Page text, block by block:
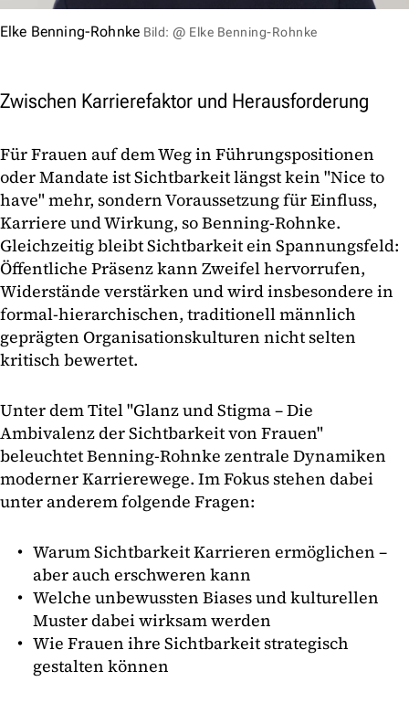
Elke Benning-Rohnke Bild: @ Elke Benning-Rohnke
Zwischen Karrierefaktor und Herausforderung
Für Frauen auf dem Weg in Führungspositionen
oder Mandate ist Sichtbarkeit längst kein "Nice to
have" mehr, sondern Voraussetzung für Einfluss,
Karriere und Wirkung, so Benning-Rohnke.
Gleichzeitig bleibt Sichtbarkeit ein Spannungsfeld:
Öffentliche Präsenz kann Zweifel hervorrufen,
Widerstände verstärken und wird insbesondere in
formal-hierarchischen, traditionell männlich
geprägten Organisationskulturen nicht selten
kritisch bewertet.
Unter dem Titel "Glanz und Stigma – Die
Ambivalenz der Sichtbarkeit von Frauen"
beleuchtet Benning-Rohnke zentrale Dynamiken
moderner Karrierewege. Im Fokus stehen dabei
unter anderem folgende Fragen:
Warum Sichtbarkeit Karrieren ermöglichen –
aber auch erschweren kann
Welche unbewussten Biases und kulturellen
Muster dabei wirksam werden
Wie Frauen ihre Sichtbarkeit strategisch
gestalten können